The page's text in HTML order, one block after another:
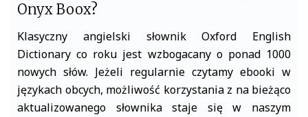
Onyx Boox?
Klasyczny angielski słownik Oxford English
Dictionary co roku jest wzbogacany o ponad 1000
nowych słów. Jeżeli regularnie czytamy ebooki w
językach obcych, możliwość korzystania z na bieżąco
aktualizowanego słownika staje się w naszym